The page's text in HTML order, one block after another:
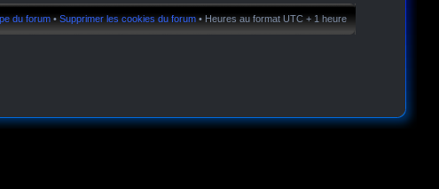
du forum •Supprimer les cookies du forum • Heures au format UTC + 1 heure